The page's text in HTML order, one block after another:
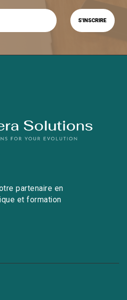
partenaire en
et formation